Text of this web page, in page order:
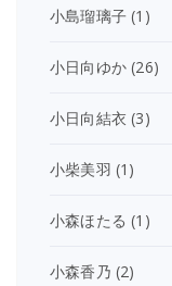
小島瑠璃子 (1)
小日向ゆか (26)
小日向結衣 (3)
小柴美羽 (1)
小森ほたる (1)
小森香乃 (2)